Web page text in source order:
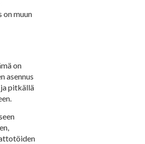
muun
on
asennus
pitkällä